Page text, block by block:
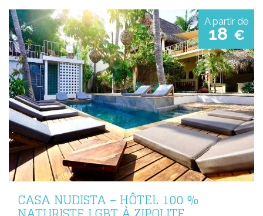
A partir de
18 €
CASA NUDISTA – HÔTEL 100 %